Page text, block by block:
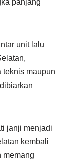
panjang
unit lalu
teknis maupun
janji menjadi
kembali
memang